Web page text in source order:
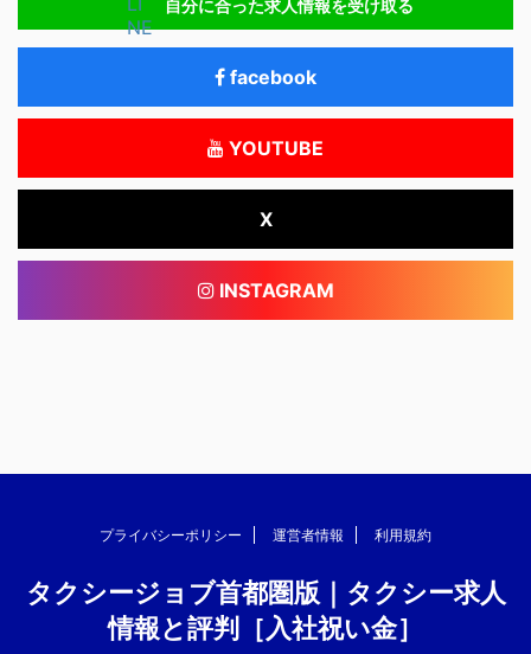
自分に合った求人情報を受け取る
facebook
YOUTUBE
X
INSTAGRAM
プライバシーポリシー 運営者情報 利用規約
タクシージョブ首都圏版｜タクシー求人
情報と評判［入社祝い金］